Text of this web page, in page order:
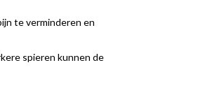
te verminderen en
spieren kunnen de